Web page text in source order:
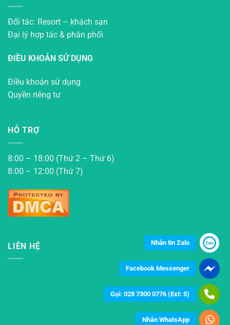
Đối tác: Resort – khách sạn
Đại lý hợp tác & phân phối
ĐIỀU KHOẢN SỬ DỤNG
Điều khoản sử dụng
Quyền riêng tư
HỖ TRỢ
8:00 – 18:00 (Thứ 2 – Thứ 6)
8:00 – 12:00 (Thứ 7)
LIÊN HỆ Nhắn tin Zalo
Facebook Messenger
Gọi: 028 7300 0776 (Ext: 5)
Nhắn WhatsApp